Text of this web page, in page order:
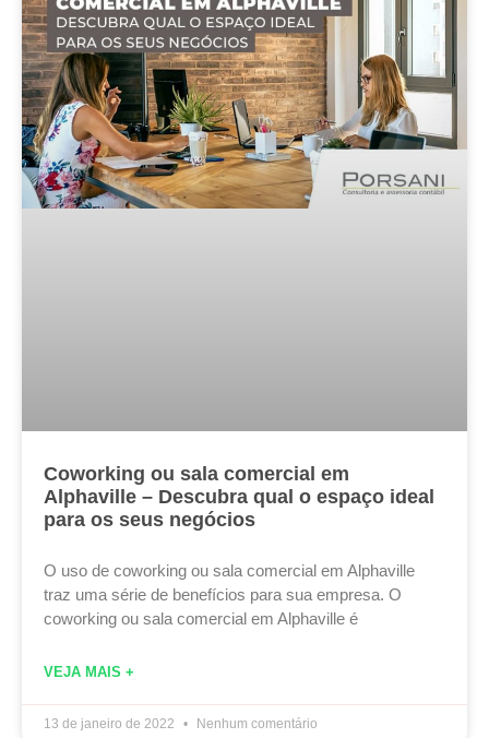
Coworking ou sala comercial em
Alphaville – Descubra qual o espaço ideal
para os seus negócios
O uso de coworking ou sala comercial em Alphaville
traz uma série de benefícios para sua empresa. O
coworking ou sala comercial em Alphaville é
VEJA MAIS +
13 de janeiro de 2022 Nenhum comentário